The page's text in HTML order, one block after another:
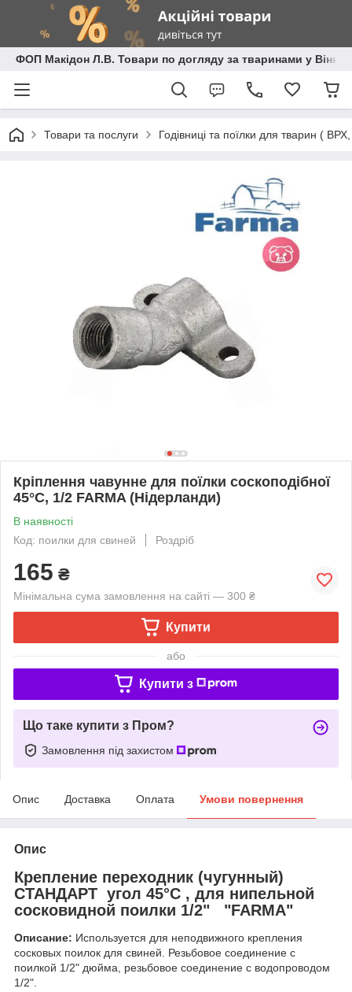
ФОП Макідон Л.В. Товари по догляду за тваринами у
Товари та послуги Годівниці та поїлки для тварин ( ВРХ,
Кріплення чавунне для поїлки соскоподібної
45°С, 1/2 FARMA (Нідерланди)
В наявності
Код: поилки для свиней
Роздріб
165 ₴
Мінімальна сума замовлення на сайті — 300 ₴
Купити
або
Купити з
Що таке купити з Пром?
Замовлення під захистом
Опис Доставка Оплата Умови повернення
Опис
Крепление переходник (чугунный)
СТАНДАРТ угол 45°С , для нипельной
сосковидной поилки 1/2" "FARMA"
Описание: Используется для неподвижного крепления
сосковых поилок для свиней. Резьбовое соединение с
поилкой 1/2" дюйма, резьбовое соединение с водопроводом
1/2".